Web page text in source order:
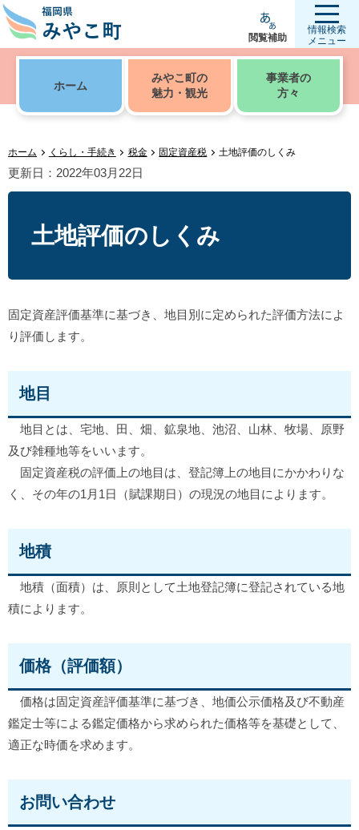
閲覧補助
情報検索
メニュー
ホーム
みやこ町の
魅力・観光
事業者の
方々
ホーム くらし・手続き 税金 固定資産税 土地評価のしくみ
更新日：2022年03月22日
土地評価のしくみ
固定資産評価基準に基づき、地目別に定められた評価方法によ
り評価します。
地目
地目とは、宅地、田、畑、鉱泉地、池沼、山林、牧場、原野
及び雑種地等をいいます。
固定資産税の評価上の地目は、登記簿上の地目にかかわりな
く、その年の1月1日（賦課期日）の現況の地目によります。
地積
地積（面積）は、原則として土地登記簿に登記されている地
積によります。
価格（評価額）
価格は固定資産評価基準に基づき、地価公示価格及び不動産
鑑定士等による鑑定価格から求められた価格等を基礎として、
適正な時価を求めます。
お問い合わせ